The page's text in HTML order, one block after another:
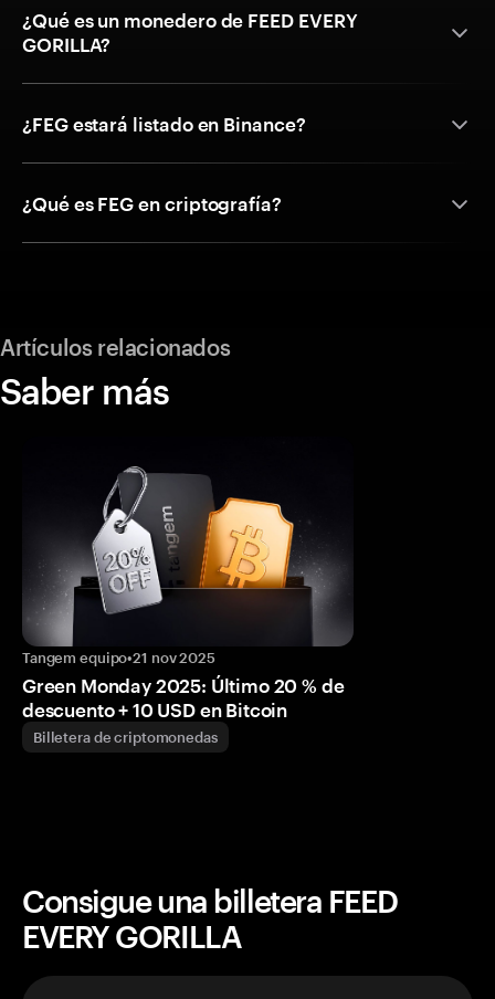
¿Qué es un monedero de FEED EVERY
GORILLA?
¿FEG estará listado en Binance?
¿Qué es FEG en criptografía?
Artículos relacionados
Saber más
Tangem equipo•21 nov 2025
Green Monday 2025: Último 20 % de
descuento + 10 USD en Bitcoin
Billetera de criptomonedas
Consigue una billetera FEED
EVERY GORILLA